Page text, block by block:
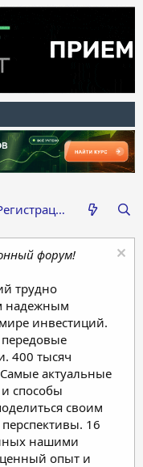
Регистрация
форум!
трудно
надежным
инвестиций.
400 тысяч
актуальные
способы
своим
16
нашими
опыт и